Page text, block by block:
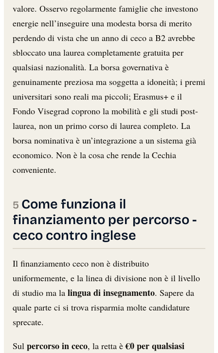
valore. Osservo regolarmente famiglie che investono
energie nell’inseguire una modesta borsa di merito
perdendo di vista che un anno di ceco a B2 avrebbe
sbloccato una laurea completamente gratuita per
qualsiasi nazionalità. La borsa governativa è
genuinamente preziosa ma soggetta a idoneità; i premi
universitari sono reali ma piccoli; Erasmus+ e il
Fondo Visegrad coprono la mobilità e gli studi post-
laurea, non un primo corso di laurea completo. La
borsa nominativa è un’integrazione a un sistema già
economico. Non è la cosa che rende la Cechia
conveniente.
Come funziona il
finanziamento per percorso -
ceco contro inglese
Il finanziamento ceco non è distribuito
uniformemente, e la linea di divisione non è il livello
di studio ma la lingua di insegnamento. Sapere da
quale parte ci si trova risparmia molte candidature
sprecate.
Sul percorso in ceco, la retta è€0 per qualsiasi